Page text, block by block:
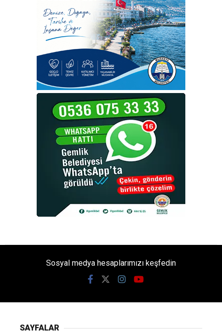
Sosyal medya hesaplarımızı keşfedin
SAYFALAR